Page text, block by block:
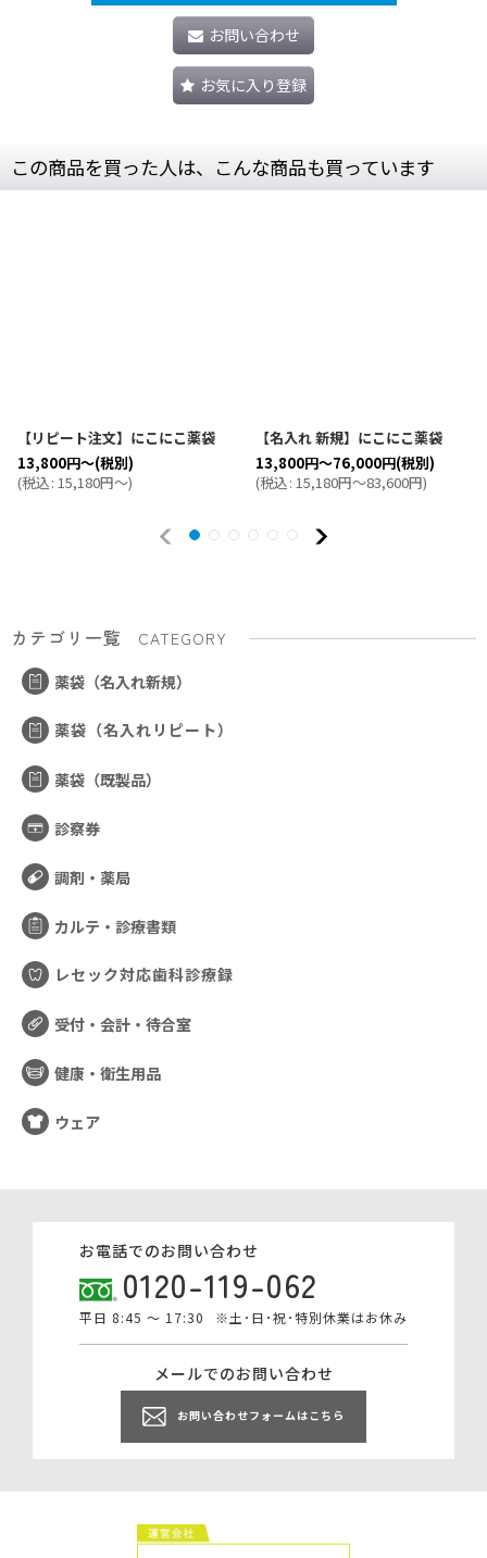
お問い合わせ
お気に入り登録
この商品を買った人は、こんな商品も買っています
【リピート注文】にこにこ薬袋
13,800円～(税別)
(税込: 15,180円～)
【名入れ 新規】にこにこ薬袋
13,800円～76,000円(税別)
(税込: 15,180円～83,600円)
カテゴリ一覧
CATEGORY
薬袋（名入れ新規）
薬袋（名入れリピート）
薬袋（既製品）
診察券
調剤・薬局
カルテ・診療書類
レセック対応歯科診療録
受付・会計・待合室
健康・衛生用品
ウェア
お電話でのお問い合わせ
0120-119-062
平日 8:45 ～ 17:30 ※土･日･祝･特別休業はお休み
メールでのお問い合わせ
お問い合わせフォームはこちら